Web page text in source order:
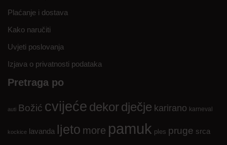
Plaćanje i dostava
Kako naručiti
Uvjeti poslovanja
Izjava o privatnosti podataka
Pretraga po
auti Božić cvijeće dekordječje karirano karneval
kockice lavanda ljeto more pamuk ples pruge srca